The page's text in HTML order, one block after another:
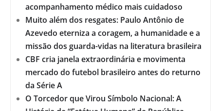
acompanhamento médico mais cuidadoso
Muito além dos resgates: Paulo Antônio de
Azevedo eterniza a coragem, a humanidade e a
missão dos guarda-vidas na literatura brasileira
CBF cria janela extraordinária e movimenta
mercado do futebol brasileiro antes do returno
da Série A
O Torcedor que Virou Símbolo Nacional: A